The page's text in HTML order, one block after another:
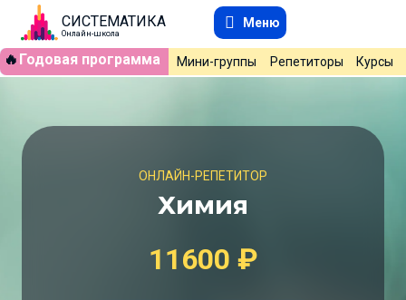
СИСТЕМАТИКА
Онлайн-школа
Меню
🔥 Годовая программа Мини-группы Репетиторы Курсы
ОНЛАЙН-РЕПЕТИТОР
Химия
11600 ₽